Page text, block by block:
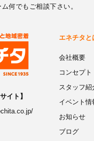
何でもご相談下さい。
イト】
エネチタと
会社概要
コンセプト
スタッフ紹
イベント情
お知らせ
ブログ